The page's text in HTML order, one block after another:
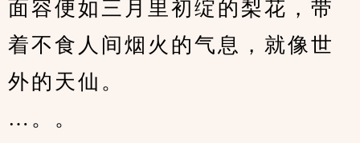
面容便如三月里初绽的梨花，带
着不食人间烟火的气息，就像世
外的天仙。
…。。